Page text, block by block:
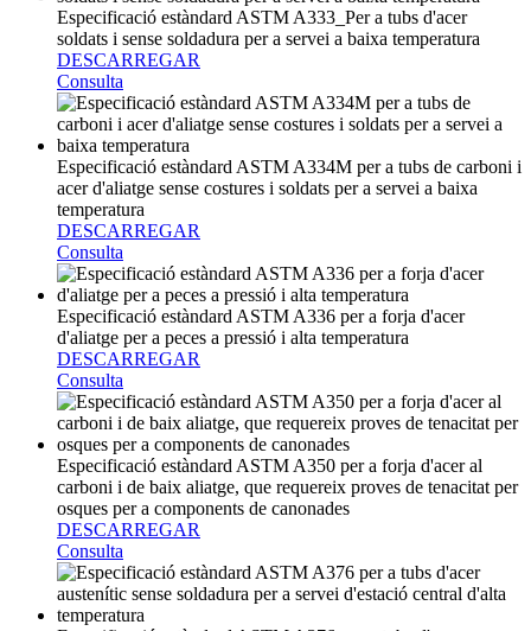
Especificació estàndard ASTM A333_Per a tubs d'acer
soldats i sense soldadura per a servei a baixa temperatura
DESCARREGAR
Consulta
Especificació estàndard ASTM A334M per a tubs de carboni i
acer d'aliatge sense costures i soldats per a servei a baixa
temperatura
DESCARREGAR
Consulta
Especificació estàndard ASTM A336 per a forja d'acer
d'aliatge per a peces a pressió i alta temperatura
DESCARREGAR
Consulta
Especificació estàndard ASTM A350 per a forja d'acer al
carboni i de baix aliatge, que requereix proves de tenacitat per
osques per a components de canonades
DESCARREGAR
Consulta